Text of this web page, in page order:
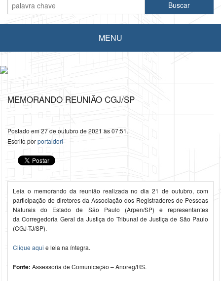
MENU
MEMORANDO REUNIÃO CGJ/SP
Postado em 27 de outubro de 2021 às 07:51.
Escrito porportaldori
Leia o memorando da reunião realizada no dia 21 de outubro, com
participação de diretores da Associação dos Registradores de Pessoas
Naturais do Estado de São Paulo (Arpen/SP) e representantes
da Corregedoria Geral da Justiça do Tribunal de Justiça de São Paulo
(CGJ-TJ/SP).
Clique aqui e leia na íntegra.
Fonte: Assessoria de Comunicação – Anoreg/RS.